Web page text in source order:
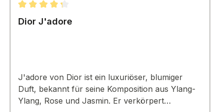
Durchschnittliche Bewertung von 4.33 von 5 Sternen
Dior J'adore
J'adore von Dior ist ein luxuriöser, blumiger
Duft, bekannt für seine Komposition aus Ylang-
Ylang, Rose und Jasmin. Er verkörpert